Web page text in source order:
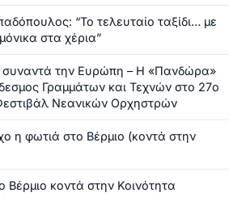
“Το τελευταίο ταξίδι… με
στα χέρια”
συναντά την Ευρώπη – Η «Πανδώρα»
Γραμμάτων και Τεχνών στο 27ο
Νεανικών Ορχηστρών
η φωτιά στο Βέρμιο (κοντά στην
Βέρμιο κοντά στην Κοινότητα